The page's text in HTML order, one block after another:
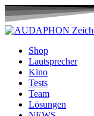
Shop
Lautsprecher
Kino
Tests
Team
Lösungen